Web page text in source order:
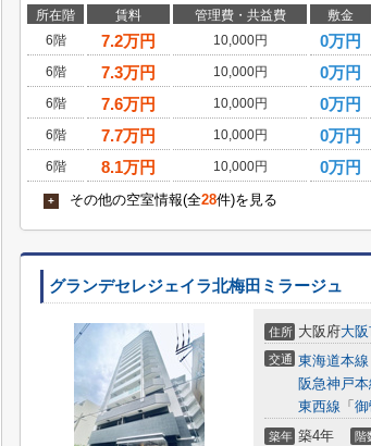
所在階 賃料 管理費・共益費 敷金
6階
7.2万円 10,000円 0万円
6階
7.3万円 10,000円 0万円
6階
7.6万円 10,000円 0万円
6階
7.7万円 10,000円 0万円
6階
8.1万円 10,000円 0万円
+ その他の空室情報(全28件)を見る
グランデセレジェイラ北梅田ミラージュ
住所 大阪府大
交通 東海道本線
阪急神戸本
東西線 「 御
築年 築4年 階